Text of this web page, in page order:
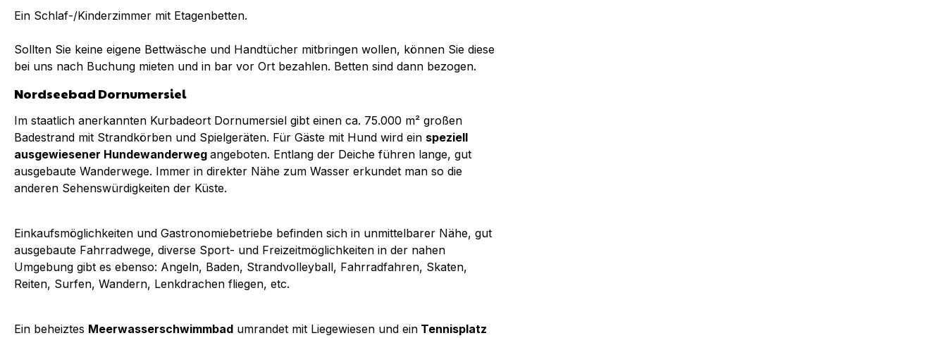
Ein Schlaf-/Kinderzimmer mit Etagenbetten.
Sollten Sie keine eigene Bettwäsche und Handtücher mitbringen wollen, können Sie diese
bei uns nach Buchung mieten und in bar vor Ort bezahlen. Betten sind dann bezogen.
Nordseebad Dornumersiel
Im staatlich anerkannten Kurbadeort Dornumersiel gibt einen ca. 75.000 m² großen
Badestrand mit Strandkörben und Spielgeräten. Für Gäste mit Hund wird ein speziell
ausgewiesener Hundewanderweg angeboten. Entlang der Deiche führen lange, gut
ausgebaute Wanderwege. Immer in direkter Nähe zum Wasser erkundet man so die
anderen Sehenswürdigkeiten der Küste.
Einkaufsmöglichkeiten und Gastronomiebetriebe befinden sich in unmittelbarer Nähe, gut
ausgebaute Fahrradwege, diverse Sport- und Freizeitmöglichkeiten in der nahen
Umgebung gibt es ebenso: Angeln, Baden, Strandvolleyball, Fahrradfahren, Skaten,
Reiten, Surfen, Wandern, Lenkdrachen fliegen, etc.
Ein beheiztes Meerwasserschwimmbad umrandet mit Liegewiesen und ein Tennisplatz